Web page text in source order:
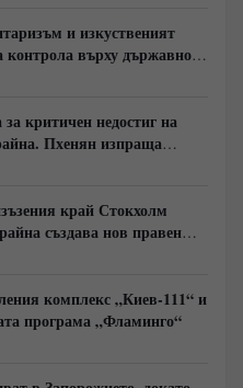
и изкуственият
върху държавното
критичен недостиг на
Пхенян изпраща
на военни технологии
край Стокхолм
създава нов правен
комплекс „Киев-111“ и
програма „Фламинго“